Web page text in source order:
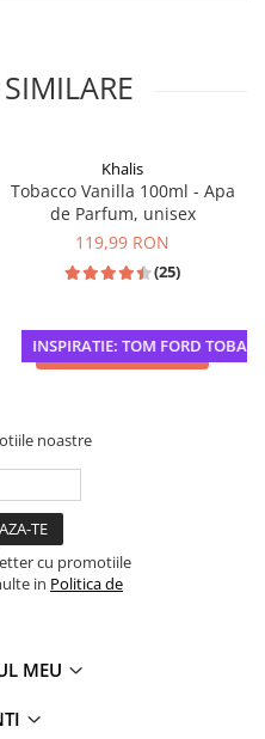
INSPIRATIE: TOM FORD
Khalis
Tobacco Vanilla 100ml - Apa
de Parfum, unisex
119,99 RON
(25)
ADAUGA IN COS
noastre
cu promotiile
in Politica de
MEU